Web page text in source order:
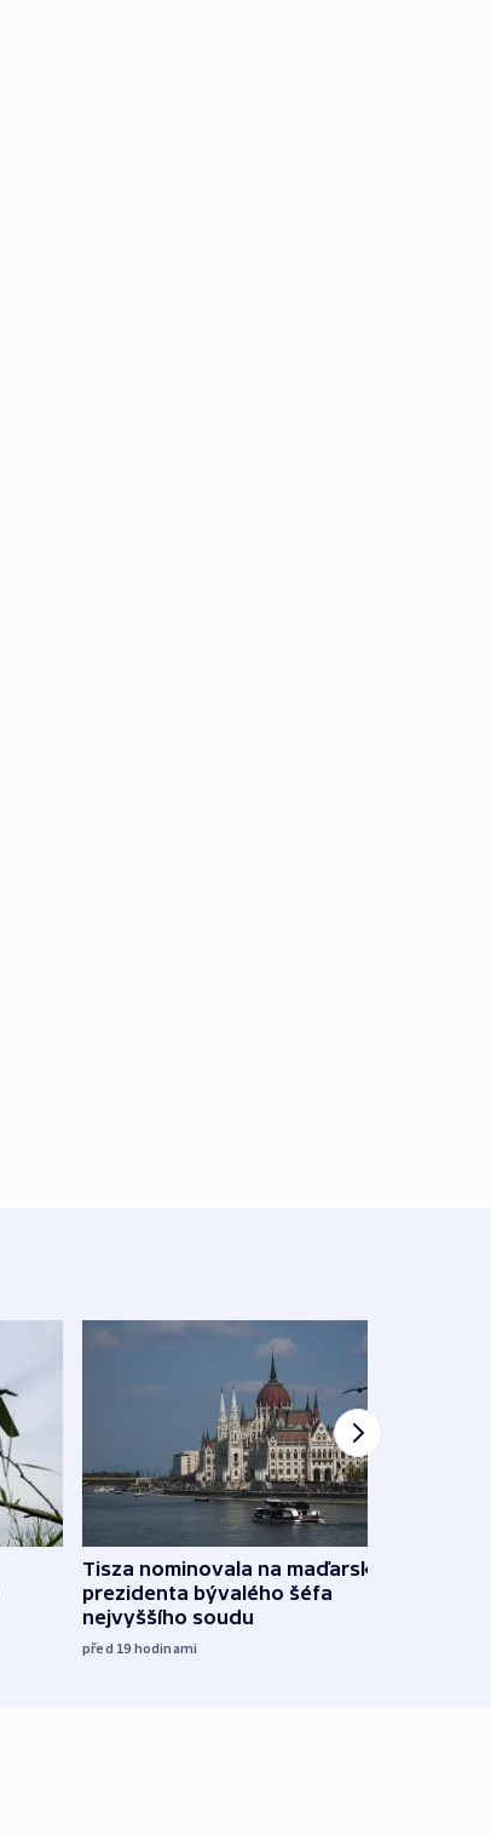
Tisza nominovala na maďarského
prezidenta bývalého šéfa
nejvyššího soudu
před 19 hodinami